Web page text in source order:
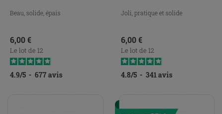
Beau, solide, épais
Prix
6,00 €
Le lot de 12
4.9/5 - 677avis
Joli, pratique et solide
Prix
6,00 €
Le lot de 12
4.8/5 - 341avis